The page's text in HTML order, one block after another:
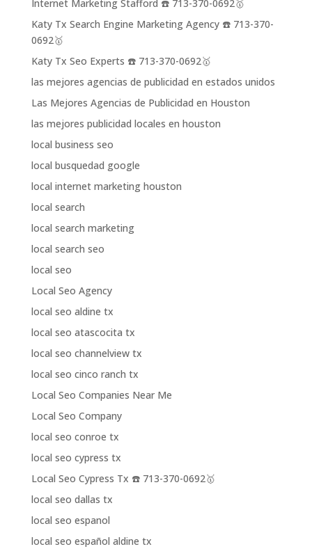
Internet Marketing Stafford ☎️ 713-370-0692🥇
Katy Tx Search Engine Marketing Agency ☎️ 713-370-
0692🥇
Katy Tx Seo Experts ☎️ 713-370-0692🥇
las mejores agencias de publicidad en estados unidos
Las Mejores Agencias de Publicidad en Houston
las mejores publicidad locales en houston
local business seo
local busquedad google
local internet marketing houston
local search
local search marketing
local search seo
local seo
Local Seo Agency
local seo aldine tx
local seo atascocita tx
local seo channelview tx
local seo cinco ranch tx
Local Seo Companies Near Me
Local Seo Company
local seo conroe tx
local seo cypress tx
Local Seo Cypress Tx ☎️ 713-370-0692🥇
local seo dallas tx
local seo espanol
local seo español aldine tx